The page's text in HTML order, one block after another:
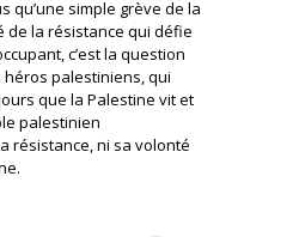
qu’une simple grève de la
de la résistance qui défie
c’est la question
palestiniens, qui
que la Palestine vit et
palestinien
résistance, ni sa volonté